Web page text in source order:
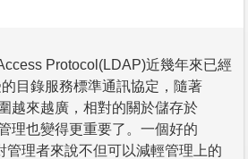
Protocol(LDAP)近幾年來已經
目錄服務標準通訊協定，隨著
越來越廣，相對的關於儲存於
理也變得更重要了。一個好的
管理者來說不但可以減輕管理上的